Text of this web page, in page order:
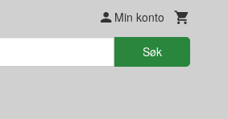
Min konto
Søk